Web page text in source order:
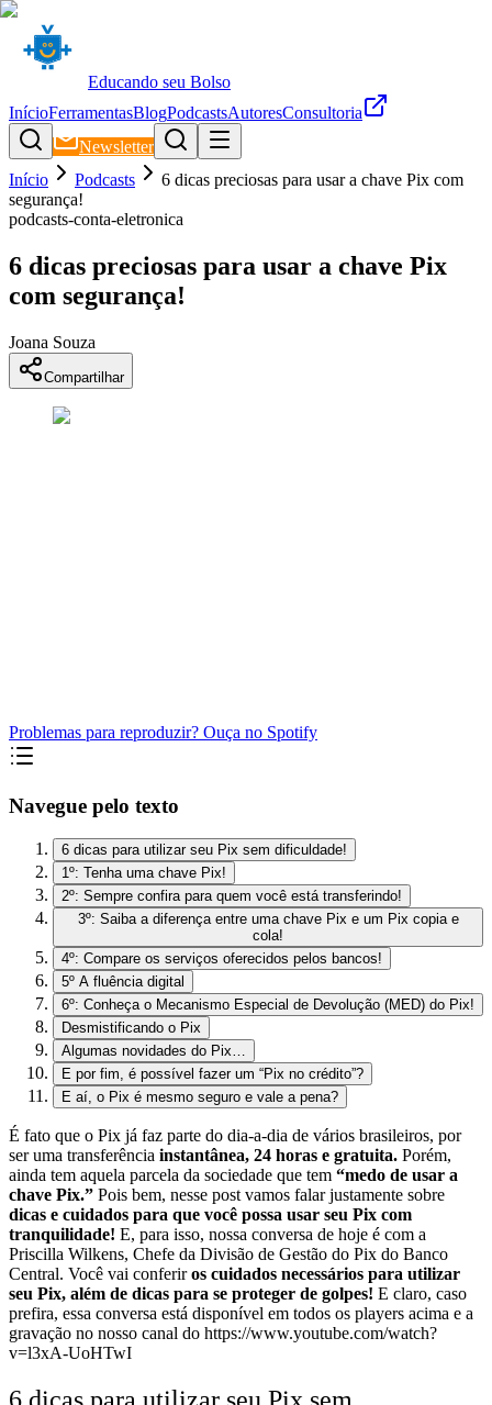
Educando seu Bolso
InícioFerramentasBlogPodcastsAutoresConsultoria
Newsletter
Início
Podcasts
6 dicas preciosas para usar a chave Pix com
segurança!
podcasts-conta-eletronica
6 dicas preciosas para usar a chave Pix
com segurança!
Joana Souza
Compartilhar
Problemas para reproduzir? Ouça no Spotify
Navegue pelo texto
6 dicas para utilizar seu Pix sem dificuldade!
1º: Tenha uma chave Pix!
2º: Sempre confira para quem você está transferindo!
3º: Saiba a diferença entre uma chave Pix e um Pix copia e
cola!
4º: Compare os serviços oferecidos pelos bancos!
5º A fluência digital
6º: Conheça o Mecanismo Especial de Devolução (MED) do Pix!
Desmistificando o Pix
Algumas novidades do Pix…
E por fim, é possível fazer um “Pix no crédito”?
E aí, o Pix é mesmo seguro e vale a pena?
É fato que o Pix já faz parte do dia-a-dia de vários brasileiros, por
ser uma transferência instantânea, 24 horas e gratuita. Porém,
ainda tem aquela parcela da sociedade que tem “medo de usar a
chave Pix.” Pois bem, nesse post vamos falar justamente sobre
dicas e cuidados para que você possa usar seu Pix com
tranquilidade! E, para isso, nossa conversa de hoje é com a
Priscilla Wilkens, Chefe da Divisão de Gestão do Pix do Banco
Central. Você vai conferiros cuidados necessários para utilizar
seu Pix, além de dicas para se proteger de golpes! E claro, caso
prefira, essa conversa está disponível em todos os players acima e a
gravação no nosso canal do https://www.youtube.com/watch?
v=l3xA-UoHTwI